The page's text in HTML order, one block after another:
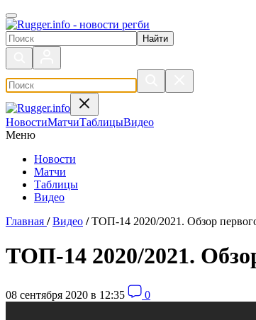
Поиск по сайту
НовостиМатчиТаблицыВидео
Меню
Новости
Матчи
Таблицы
Видео
Главная / Видео / ТОП-14 2020/2021. Обзор
ТОП-14 2020/2021.
08 сентября 2020 в 12:35 0